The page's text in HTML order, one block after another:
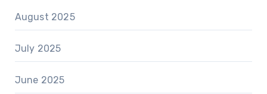
August 2025
July 2025
June 2025